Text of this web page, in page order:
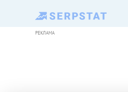
РЕКЛАМА